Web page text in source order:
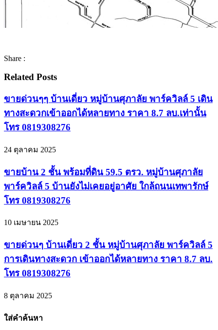
Share :
Related Posts
ขายด่วนๆๆ บ้านเดี่ยว หมู่บ้านศุภาลัย พาร์ควิลล์ 5 เดิน
ทางสะดวกเข้าออกได้หลายทาง ราคา 8.7 ลบ.เท่านั้น
โทร 0819308276
24 ตุลาคม 2025
ขายบ้าน 2 ชั้น พร้อมที่ดิน 59.5 ตรว. หมู่บ้านศุภาลัย
พาร์ควิลล์ 5 บ้านยังไม่เคยอยู่อาศัย ใกล้ถนนเทพารักษ์
โทร 0819308276
10 เมษายน 2025
ขายด่วนๆ บ้านเดี่ยว 2 ชั้น หมู่บ้านศุภาลัย พาร์ควิลล์ 5
การเดินทางสะดวก เข้าออกได้หลายทาง ราคา 8.7 ลบ.
โทร 0819308276
8 ตุลาคม 2025
ใส่คำค้นหา